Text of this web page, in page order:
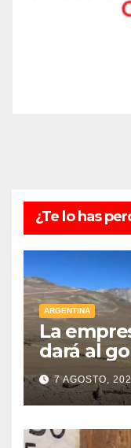
¿Te lo has
ARGENTINA
La
dará al
U$D 250
aporte
7 AGOSTO,